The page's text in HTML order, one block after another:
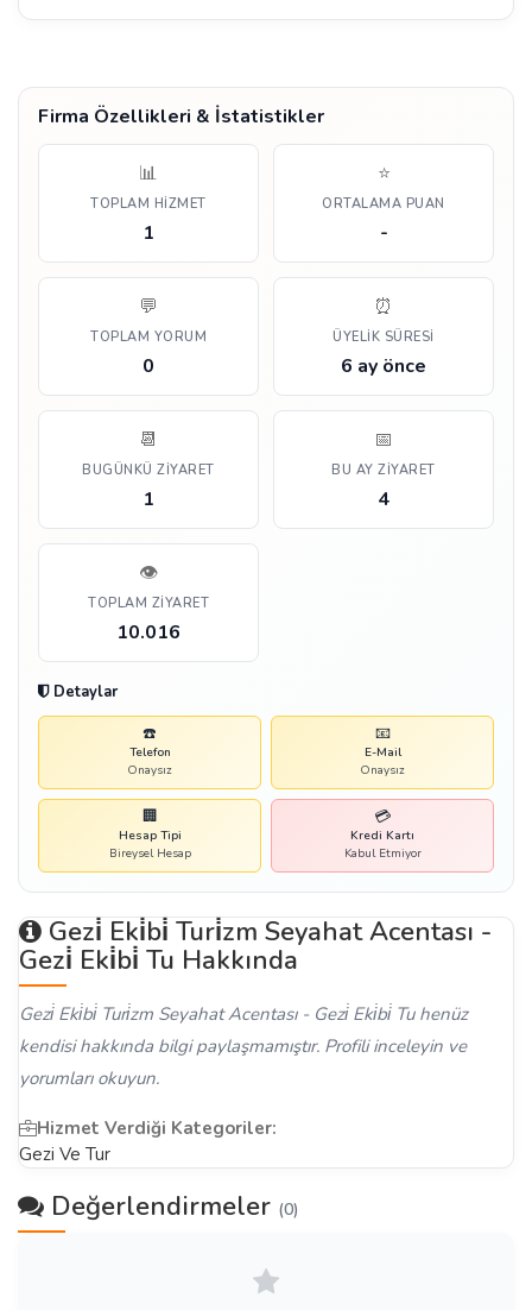
Firma Özellikleri & İstatistikler
📊
TOPLAM HIZMET
1
⭐
ORTALAMA PUAN
-
💬
TOPLAM YORUM
0
⏰
ÜYELIK SÜRESI
6 ay önce
📆
BUGÜNKÜ ZIYARET
1
📅
BU AY ZIYARET
4
👁️
TOPLAM ZIYARET
10.016
Detaylar
☎️
Telefon
Onaysız
📧
E-Mail
Onaysız
🏢
Hesap Tipi
Bireysel Hesap
💳
Kredi Kartı
Kabul Etmiyor
Gezi̇ Eki̇bi̇ Turi̇zm Seyahat Acentası -
Gezi̇ Eki̇bi̇ Tu Hakkında
Gezi̇ Eki̇bi̇ Turi̇zm Seyahat Acentası - Gezi̇ Eki̇bi̇ Tu henüz
kendisi hakkında bilgi paylaşmamıştır. Profili inceleyin ve
yorumları okuyun.
Hizmet Verdiği Kategoriler:
Gezi Ve Tur
Değerlendirmeler (0)